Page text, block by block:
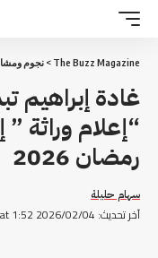
The Buzz Magazine
> نجوم
غادة إبراهيم
“إعلام وراثة
رمضان 2026
آخر تحديث: 2026/02/04 at 1:52 مساءً
سهام حليلة